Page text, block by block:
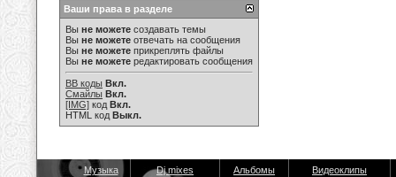
Ваши права в разделе
Вы не можете создавать темы
Вы не можете отвечать на сообщения
Вы не можете прикреплять файлы
Вы не можете редактировать сообщения
BB коды Вкл.
Смайлы Вкл.
[IMG] код Вкл.
HTML код Выкл.
Музыка Dj mixes Альбомы Видеоклипы